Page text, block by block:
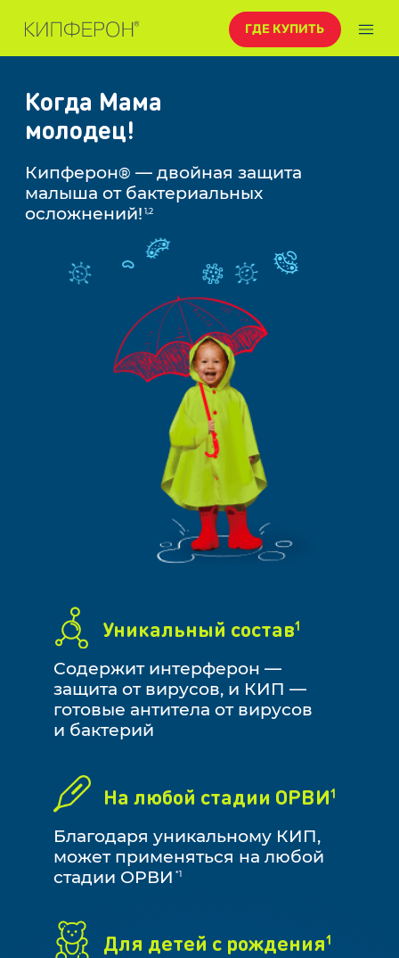
ГДЕ КУПИТЬ
Кипферон
Когда Мама
молодец!
Кипферон® — двойная защита
малыша от бактериальных
осложнений! 1,2
Уникальный состав1
Содержит интерферон —
защита от вирусов, и КИП —
готовые антитела от вирусов
и бактерий
На любой стадии ОРВИ1
Благодаря уникальному КИП,
может применяться на любой
стадии ОРВИ *1
Для детей с рождения1